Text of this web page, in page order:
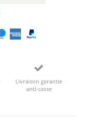
Livraison garantie
anti-casse